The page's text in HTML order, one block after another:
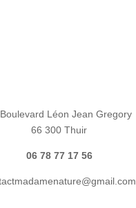
Léon Jean Gregory
66 300 Thuir
06 78 77 17 56